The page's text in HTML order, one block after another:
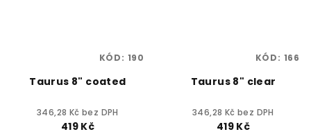
Taurus 8" coated
346,28 Kč bez DPH
419 Kč
KÓD: 190
Taurus 8" clear
346,28 Kč bez DPH
419 Kč
KÓD: 166